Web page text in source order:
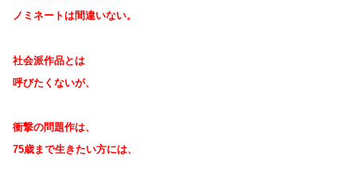
ノミネートは間違いない。
社会派作品とは
呼びたくないが、
衝撃の問題作は、
75歳まで生きたい方には、